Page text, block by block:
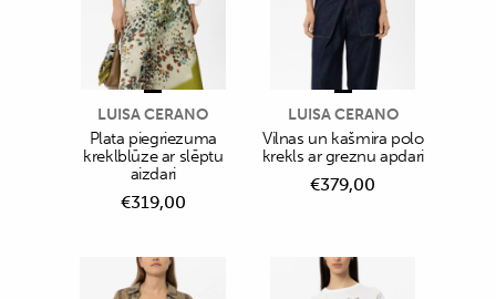
LUISA CERANO
Plata piegriezuma
kreklblūze ar slēptu
aizdari
€319,00
LUISA CERANO
Vilnas un kašmira polo
krekls ar greznu apdari
€379,00